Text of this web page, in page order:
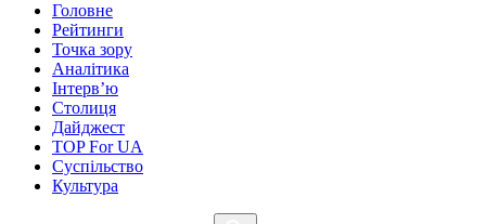
Головне
Рейтинги
Точка зору
Аналітика
Інтерв’ю
Столиця
Дайджест
TOP For UA
Суспiльство
Культура